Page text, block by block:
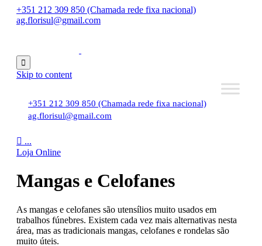
+351 212 309 850 (Chamada rede fixa nacional)
ag.florisul@gmail.com

Skip to content
+351 212 309 850 (Chamada rede fixa nacional)
ag.florisul@gmail.com
 ...
Loja Online
Mangas e Celofanes
As mangas e celofanes são utensílios muito usados em
trabalhos fúnebres. Existem cada vez mais alternativas nesta
área, mas as tradicionais mangas, celofanes e rondelas são
muito úteis.